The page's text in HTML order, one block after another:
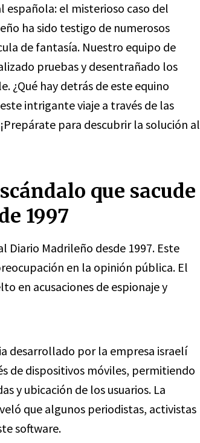
el misterioso caso del
ha sido testigo de numerosos
de fantasía. Nuestro equipo de
pruebas y desentrañado los
¿Qué hay detrás de este equino
intrigante viaje a través de las
para descubrir la solución al
que sacude
1997
Diario Madrileño desde 1997. Este
en la opinión pública. El
en acusaciones de espionaje y
desarrollado por la empresa israelí
de dispositivos móviles, permitiendo
y ubicación de los usuarios. La
que algunos periodistas, activistas
software.